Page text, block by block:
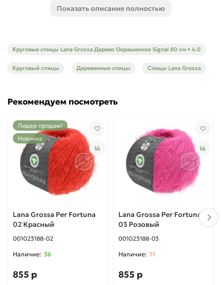
Остались вопросы - напишите нам!
искажением цветопередачи экраном Вашего устройства.
Показать описание полностью
Круговые спицы Lana Grossa Дерево Окрашенное Signal 80 см • 4.0
Круговый спицы Деревянные спицы Спицы Lana Grossa
Рекомендуем посмотреть
Лидер продаж!
Новинка
Lana Grossa Per Fortuna
02 Красный
001023188-02
36
855 р
Lana Grossa Per Fortuna
03 Розовый
001023188-03
11
855 р